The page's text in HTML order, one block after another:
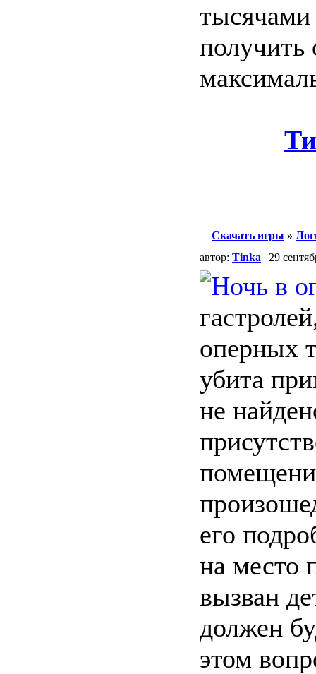
тысячами
получить
Скачать игры »
автор: Tinka | 29
оперных
убита
не
его
на место
вызван
должен
этом